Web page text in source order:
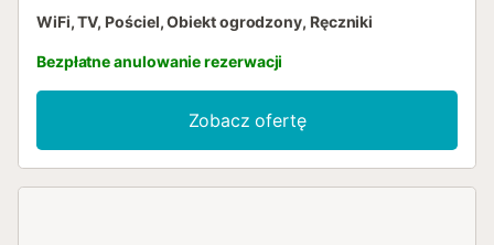
WiFi, TV, Pościel, Obiekt ogrodzony, Ręczniki
Bezpłatne anulowanie rezerwacji
Zobacz ofertę